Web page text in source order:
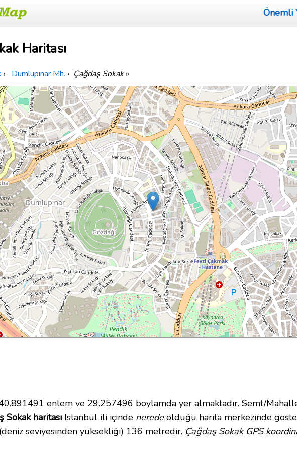
Önemli
Haritası
› Dumlupınar Mh. › Çağdaş Sokak»
enlem ve 29.257496 boylamda yer almaktadır. Semt/
Sokak haritası Istanbul ili içinde neredeolduğu harita merkezinde
seviyesinden yüksekliği) 136 metredir. Çağdaş Sokak GPS